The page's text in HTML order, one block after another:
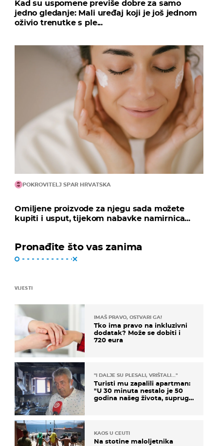
Kad su uspomene previše dobre za samo
jedno gledanje: Mali uređaj koji je još jednom
oživio trenutke s ple...
POKROVITELJ SPAR HRVATSKA
Omiljene proizvode za njegu sada možete
kupiti i usput, tijekom nabavke namirnica...
Pronađite što vas zanima
VIJESTI
IMAŠ PRAVO, OSTVARI GA!
Tko ima pravo na inkluzivni
dodatak? Može se dobiti i
720 eura
"I DALJE SU PLESALI, VRIŠTALI..."
Turisti mu zapalili apartman:
"U 30 minuta nestalo je 50
godina našeg života, supruga
KAOS U CEUTI
Na stotine maloljetnika